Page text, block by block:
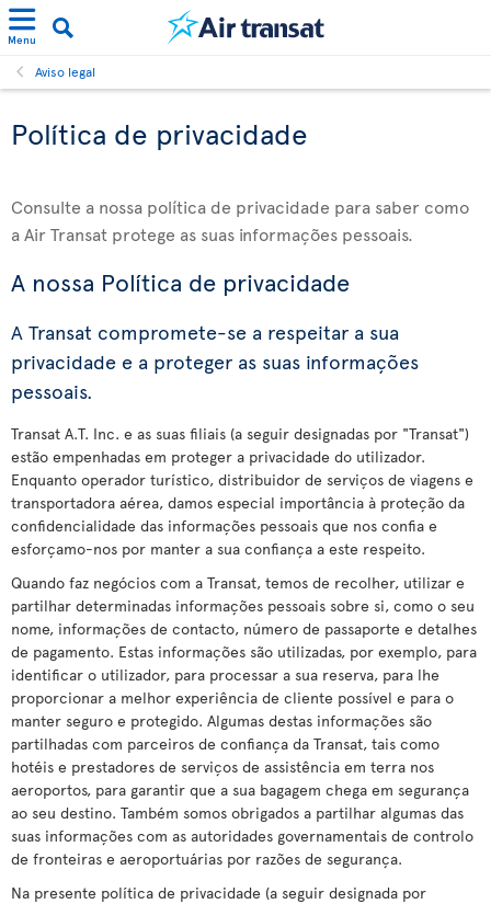
Menu
Aviso legal
Política de privacidade
Consulte a nossa política de privacidade para saber como
a Air Transat protege as suas informações pessoais.
A nossa Política de privacidade
A Transat compromete-se a respeitar a sua
privacidade e a proteger as suas informações
pessoais.
Transat A.T. Inc. e as suas filiais (a seguir designadas por "Transat")
estão empenhadas em proteger a privacidade do utilizador.
Enquanto operador turístico, distribuidor de serviços de viagens e
transportadora aérea, damos especial importância à proteção da
confidencialidade das informações pessoais que nos confia e
esforçamo-nos por manter a sua confiança a este respeito.
Quando faz negócios com a Transat, temos de recolher, utilizar e
partilhar determinadas informações pessoais sobre si, como o seu
nome, informações de contacto, número de passaporte e detalhes
de pagamento. Estas informações são utilizadas, por exemplo, para
identificar o utilizador, para processar a sua reserva, para lhe
proporcionar a melhor experiência de cliente possível e para o
manter seguro e protegido. Algumas destas informações são
partilhadas com parceiros de confiança da Transat, tais como
hotéis e prestadores de serviços de assistência em terra nos
aeroportos, para garantir que a sua bagagem chega em segurança
ao seu destino. Também somos obrigados a partilhar algumas das
suas informações com as autoridades governamentais de controlo
de fronteiras e aeroportuárias por razões de segurança.
Na presente política de privacidade (a seguir designada por